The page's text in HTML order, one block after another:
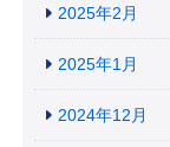
2025年2月
2025年1月
2024年12月